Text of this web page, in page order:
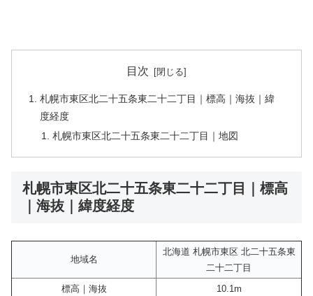
目次
札幌市東区北二十五条東二十二丁目｜標高｜海抜｜緯
度経度
札幌市東区北二十五条東二十二丁目｜地図
札幌市東区北二十五条東二十二丁目｜標高
｜海抜｜緯度経度
地域名
北海道 札幌市東区 北二十五条東
二十二丁目
標高｜海抜
10.1m